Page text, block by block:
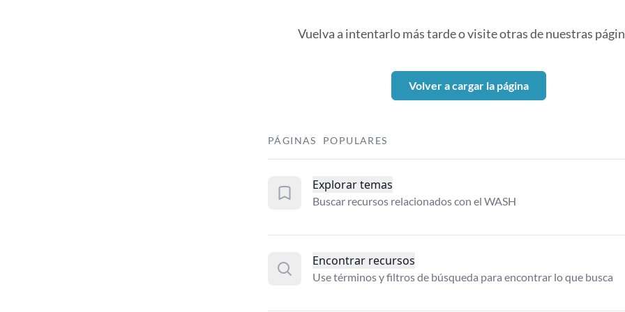
Vuelva a intentarlo más tarde o visite otras de nuestras
Volver a cargar la página
PÁGINAS POPULARES
Explorar temas
Buscar recursos relacionados con el WASH
Encontrar recursos
Use términos y filtros de búsqueda para encontrar lo que busca